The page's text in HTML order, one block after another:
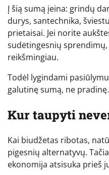
Į šią sumą įeina: grindų
durys, santechnika,
prietaisai. Jei norite
sudėtingesnių
reikšmingiau.
Todėl lygindami
galutinę sumą, ne pradinę.
Kur taupyti
Kai biudžetas ribotas,
pigesnių alternatyvų.
ekonomija atsisuka prieš